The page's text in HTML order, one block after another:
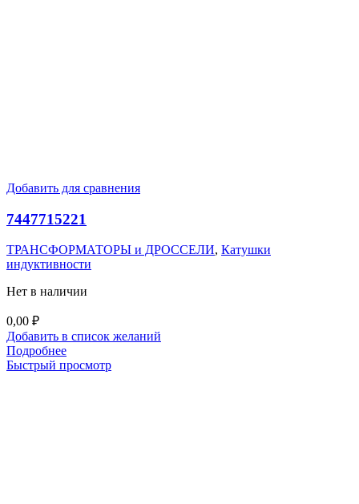
Добавить для сравнения
7447715221
ТРАНСФОРМАТОРЫ и ДРОССЕЛИ, Катушки
индуктивности
Нет в наличии
0,00 ₽
Добавить в список желаний
Подробнее
Быстрый просмотр